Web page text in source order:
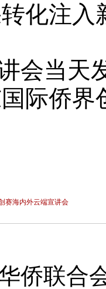
化注入
会当
际侨界
赛海内外云端宣讲会
侨联合